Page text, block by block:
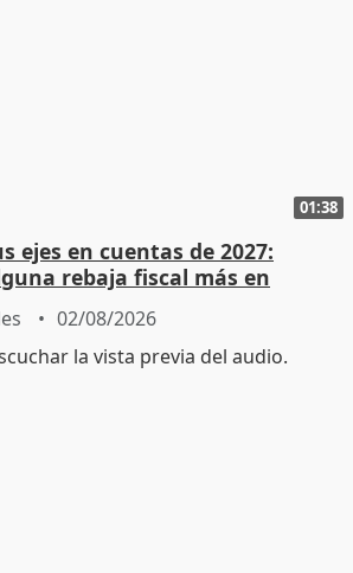
01:38
ejes en cuentas de 2027:
rebaja fiscal más en
02/08/2026